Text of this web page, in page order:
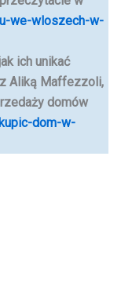
we-wloszech-w-
ich unikać
z Aliką Maffezzoli,
domów
dom-w-